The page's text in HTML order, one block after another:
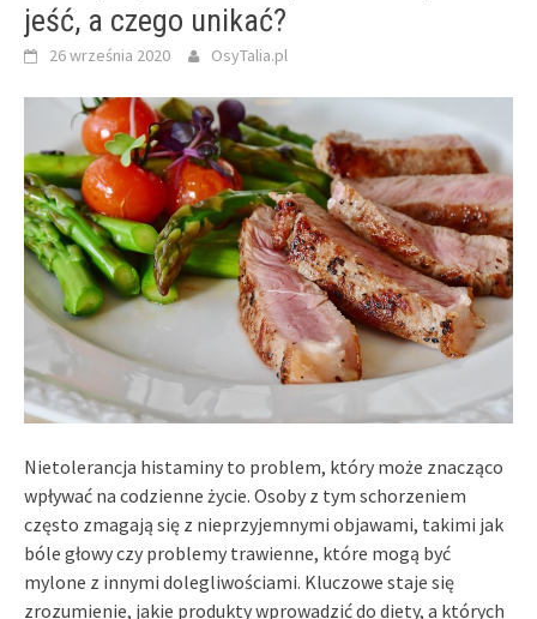
jeść, a czego unikać?
26 września 2020 OsyTalia.pl
Nietolerancja histaminy to problem, który może znacząco
wpływać na codzienne życie. Osoby z tym schorzeniem
często zmagają się z nieprzyjemnymi objawami, takimi jak
bóle głowy czy problemy trawienne, które mogą być
mylone z innymi dolegliwościami. Kluczowe staje się
zrozumienie, jakie produkty wprowadzić do diety, a których